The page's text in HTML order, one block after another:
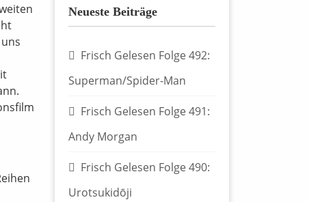
Neueste Beiträge
Frisch Gelesen Folge 492:
Superman/Spider-Man
Frisch Gelesen Folge 491:
Andy Morgan
Frisch Gelesen Folge 490:
Urotsukidōji